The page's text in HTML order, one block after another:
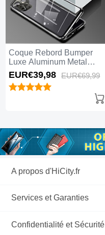
Coque Rebord Bumper
Luxe Aluminum Metal
Miroir 360 Degres Housse
Etui Aimant pour Apple
iPhone 15 Pro Max Noir
EUR€39,98 EUR€69,99
A propos d'HiCity.fr
Services et Garanties
Confidentialité et Sécurité